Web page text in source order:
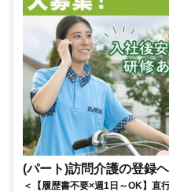
(パート)訪問介護の登録
＜【履歴書不要×週1日～OK】直